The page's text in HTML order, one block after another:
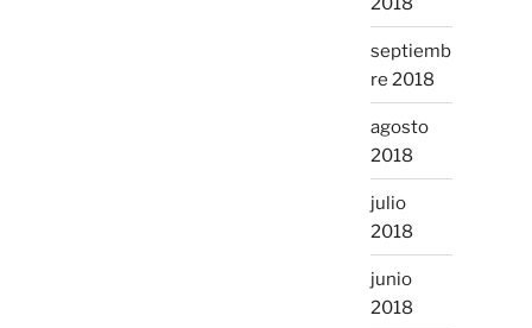
septiemb
re 2018
agosto
2018
julio
2018
junio
2018